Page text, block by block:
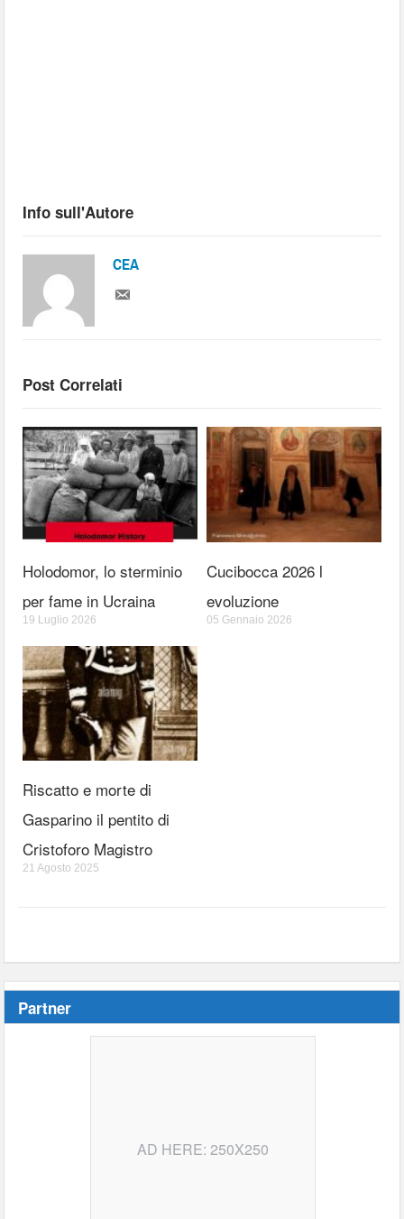
Info sull'Autore
CEA
Post Correlati
Holodomor, lo sterminio
per fame in Ucraina
19 Luglio 2026
Cucibocca 2026 l
evoluzione
05 Gennaio 2026
Riscatto e morte di
Gasparino il pentito di
Cristoforo Magistro
21 Agosto 2025
Partner
AD HERE: 250X250